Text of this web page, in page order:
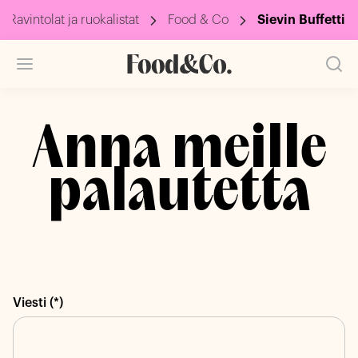
Ravintolat ja ruokalistat Food & Co Sievin Buffetti
Anna meille
palautetta
Viesti